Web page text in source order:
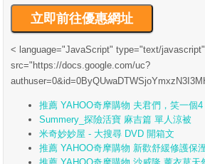
< language="JavaScript" type="text/
src="https://docs.google.com/uc?
推薦 YAHOO奇摩購物 夫君們，笑一個
Summery_探險活寶 麻吉篇 單人涼被
米奇妙妙屋 - 大搜尋 DVD 開箱文
推薦 YAHOO奇摩購物 新歡舒緩修護保